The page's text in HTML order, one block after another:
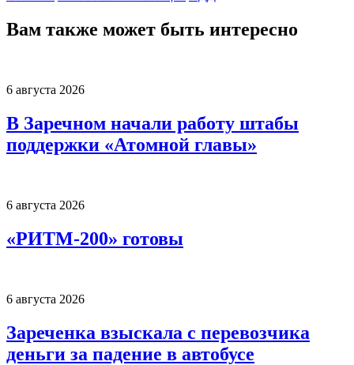
Вам также может быть интересно
6 августа 2026
В Заречном начали работу штабы
поддержки «Атомной главы»
6 августа 2026
«РИТМ-200» готовы
6 августа 2026
Зареченка взыскала с перевозчика
деньги за падение в автобусе